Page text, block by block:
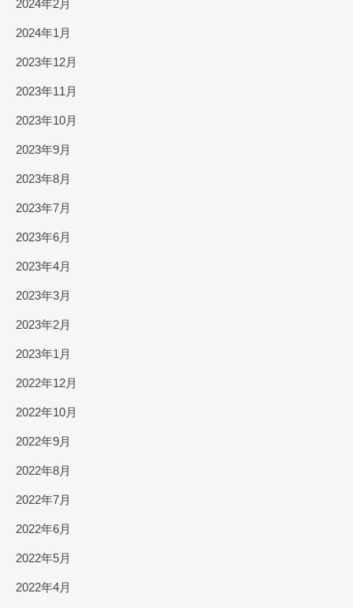
2024年2月
2024年1月
2023年12月
2023年11月
2023年10月
2023年9月
2023年8月
2023年7月
2023年6月
2023年4月
2023年3月
2023年2月
2023年1月
2022年12月
2022年10月
2022年9月
2022年8月
2022年7月
2022年6月
2022年5月
2022年4月